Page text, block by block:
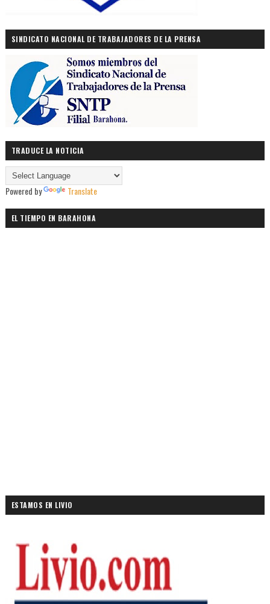
SINDICATO NACIONAL DE TRABAJADORES DE LA PRENSA
TRADUCE LA NOTICIA
Powered by Translate
EL TIEMPO EN BARAHONA
ESTAMOS EN LIVIO